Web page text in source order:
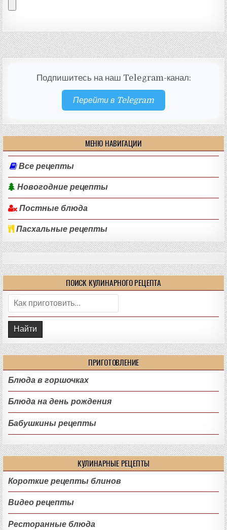
Подпишитесь на наш Telegram-канал:
Перейти в Telegram
МЕНЮ НАВИГАЦИИ
Все рецепты
Новогодние рецепты
Постные блюда
Пасхальные рецепты
ПОИСК КУЛИНАРНОГО РЕЦЕПТА
Поиск:
ПРИГОТОВЛЕНИЕ
Блюда в горшочках
Блюда на день рождения
Бабушкины рецепты
КУЛИНАРНЫЕ РЕЦЕПТЫ
Короткие рецепты блинов
Видео рецепты
Ресторанные блюда